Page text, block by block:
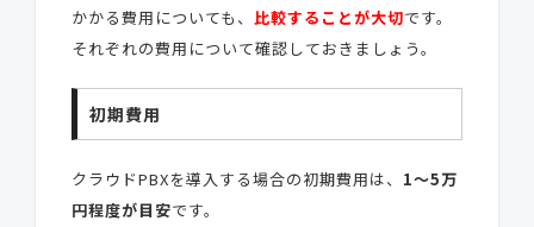
かかる費用についても、 比較することが大切です。
それぞれの費用について確認しておきましょう。
初期費用
クラウドPBXを導入する場合の初期費用は、 1～5万
円程度が目安です。